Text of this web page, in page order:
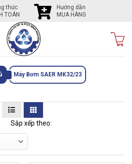
thức
TOÁN
Hướng dẫn
MUA HÀNG
Máy Bơm SAER MK32/23
Sắp xếp theo: